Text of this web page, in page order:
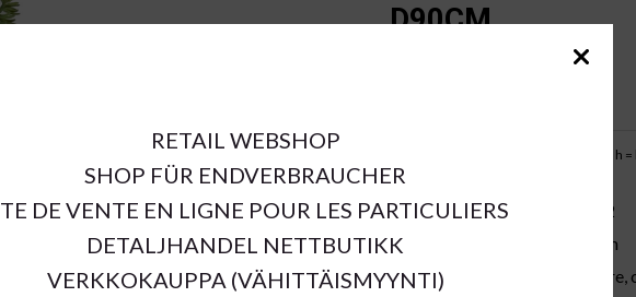
D90CM
h
SKU:
67562
Outer Dimensions:
d90cm
Material:
pe,
RETAIL WEBSHOP
SHOP FÜR ENDVERBRAUCHER
DE VENTE EN LIGNE POUR LES PARTICULIERS
DETALJHANDEL NETTBUTIKK
VERKKOKAUPPA (VÄHITTÄISMYYNTI)